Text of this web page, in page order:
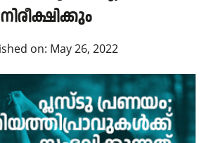
നിരീക്ഷിക്കും
on: May 26, 2022